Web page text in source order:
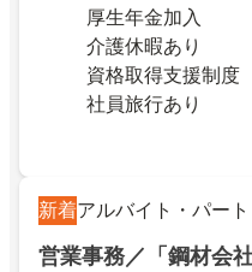
厚生年金加入
介護休暇あり
資格取得支援制度
社員旅行あり
新着アルバイト・パート
営業事務／「鋼材会